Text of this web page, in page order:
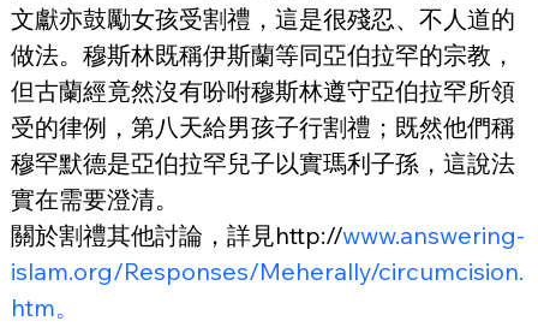
文獻亦鼓勵女孩受割禮，這是很殘忍、不人道的
做法。穆斯林既稱伊斯蘭等同亞伯拉罕的宗教，
但古蘭經竟然沒有吩咐穆斯林遵守亞伯拉罕所領
受的律例，第八天給男孩子行割禮；既然他們稱
穆罕默德是亞伯拉罕兒子以實瑪利子孫，這說法
實在需要澄清。
關於割禮其他討論，詳見http://www.answering-
islam.org/Responses/Meherally/circumcision.
htm。